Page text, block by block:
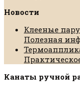
Новости
Клееные
Полезная
Канаты ручной